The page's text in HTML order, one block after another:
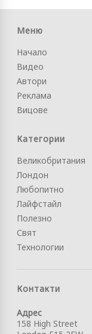
Меню
Начало
Видео
Автори
Реклама
Вицове
Категории
Великобритания
Лондон
Любопитно
Лайфстайл
Полезно
Свят
Технологии
Контакти
Адрес
158 High Street